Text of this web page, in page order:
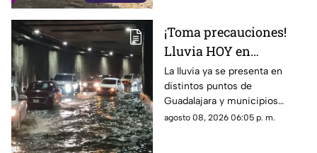
resultados.
¡Toma precauciones!
Lluvia HOY en
Guadalajara deja
fuertes vientos y
amenaza de granizo
La lluvia ya se presenta en
distintos puntos de
Guadalajara y municipios
cercanos, con fuertes vientos,
agosto 08, 2026 06:05 p. m.